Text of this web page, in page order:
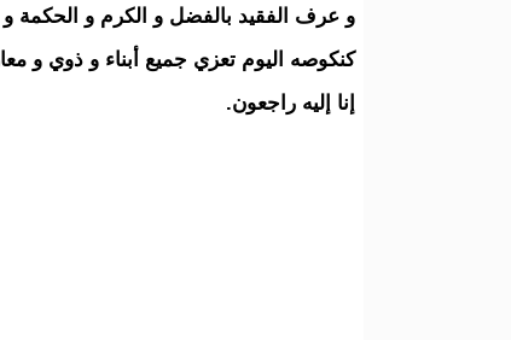
و عرف الفقيد بالفضل و الكرم و الحكمة
كنكوصه اليوم تعزي جميع أبناء و ذوي و
إنا إليه راجعون.